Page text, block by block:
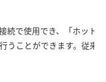
続で使用でき、「ホット
うことができます。従来